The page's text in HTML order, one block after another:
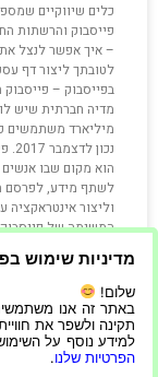
כלים שיווקיים
פייסבוק והרשתות
– איך אפשר לנצל
לטובתך ליצור דף
בפייסבוק –
מיליארד משתמשים
נכון
הוא מקום שבו אנשים
לשתף מידע, לפרסם
וליצור אינטראקציה
המשימה של
קרא עוד »
23/12/2022
מדיניות שימוש
שלום!
תקינה ולשפר את
למידע נוסף על
הפרטיות שלנו.